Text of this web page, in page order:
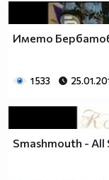
Името Бербатов
1 533
Smashmouth - All